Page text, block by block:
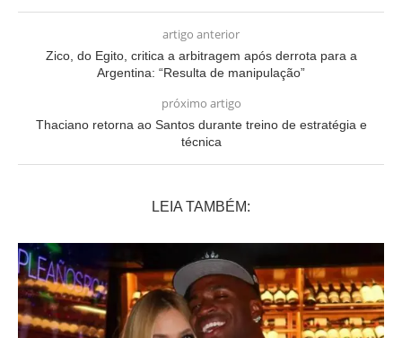
artigo anterior
Zico, do Egito, critica a arbitragem após derrota para a
Argentina: “Resulta de manipulação”
próximo artigo
Thaciano retorna ao Santos durante treino de estratégia e
técnica
LEIA TAMBÉM: